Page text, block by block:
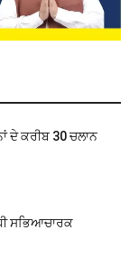
ਦੇ ਕਰੀਬ 30 ਚਲਾਨ
ਸਭਿਆਚਾਰਕ